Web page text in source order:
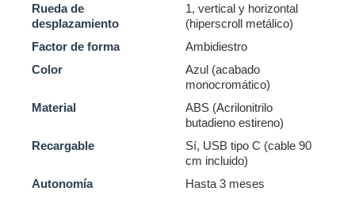
Rueda de
desplazamiento
1, vertical y horizontal
(hiperscroll metálico)
Factor de forma
Ambidiestro
Color
Azul (acabado
monocromático)
Material
ABS (Acrilonitrilo
butadieno estireno)
Recargable
Sí, USB tipo C (cable 90
cm incluido)
Autonomía
Hasta 3 meses